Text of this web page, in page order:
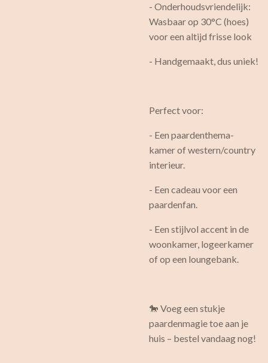
- Onderhoudsvriendelijk:
Wasbaar op 30°C (hoes)
voor een altijd frisse look
- Handgemaakt, dus uniek!
Perfect voor:
- Een paardenthema-
kamer of western/country
interieur.
- Een cadeau voor een
paardenfan.
- Een stijlvol accent in de
woonkamer, logeerkamer
of op een loungebank.
🐎 Voeg een stukje
paardenmagie toe aan je
huis – bestel vandaag nog!